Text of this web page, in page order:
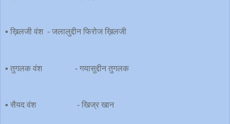
▪️ ख़िलजी वंश - जलालुद्दीन फिरोज ख़िलजी
▪️ तुगलक वंश - गयासुद्दीन तुगलक
▪️ सैयद वंश - खिज्र खान